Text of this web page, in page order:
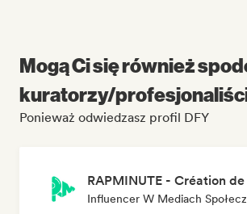
Mogą Ci się również
kuratorzy/
Ponieważ odwiedzasz profil DFY
RAPMINUTE - Création
Influencer W Mediach